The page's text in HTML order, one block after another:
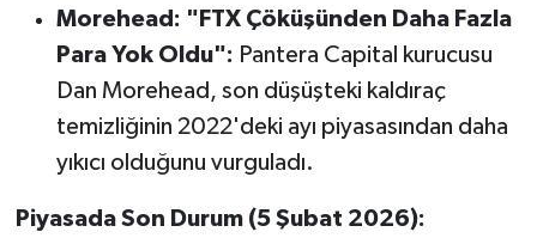
Morehead: "FTX Çöküşünden Daha Fazla
Para Yok Oldu": Pantera Capital kurucusu
Dan Morehead, son düşüşteki kaldıraç
temizliğinin 2022'deki ayı piyasasından daha
yıkıcı olduğunu vurguladı.
Piyasada Son Durum (5 Şubat 2026):